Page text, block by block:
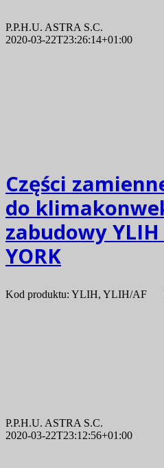
P.P.H.U. ASTRA S.C.
2020-03-22T23:26:14+01:00
Części
do
zabudowy
YORK
Kod produktu: YLIH, YLIH/AF
P.P.H.U. ASTRA S.C.
2020-03-22T23:12:56+01:00